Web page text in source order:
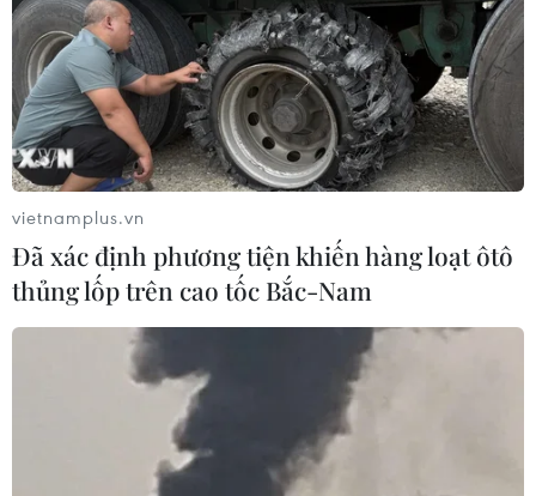
vietnamplus.vn
Đã xác định phương tiện khiến hàng loạt ôtô
thủng lốp trên cao tốc Bắc-Nam